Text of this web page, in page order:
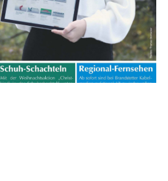
auf der Titelseite der